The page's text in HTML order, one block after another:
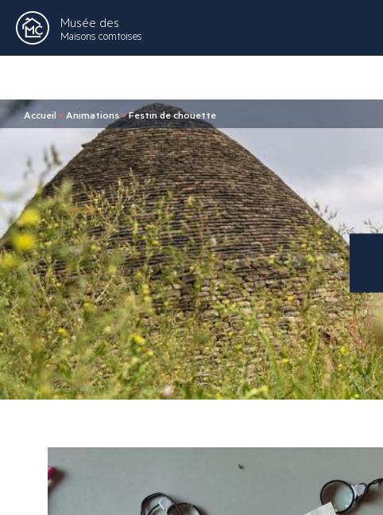
Musée des
Maisons comtoises
Accueil > Animations>Festin de chouette